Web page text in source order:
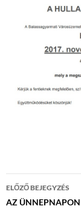
Bejegyzés
navigáció
ELŐZŐ BEJEGYZÉS
AZ ÜNNEPNAPON